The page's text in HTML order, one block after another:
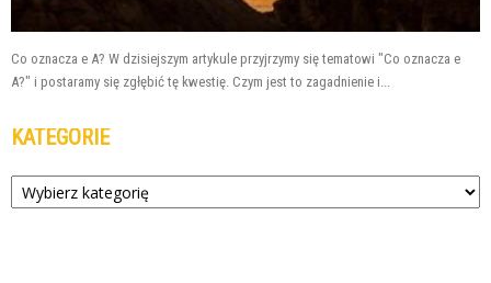
Co oznacza e A? W dzisiejszym artykule przyjrzymy się tematowi "Co oznacza e
A?" i postaramy się zgłębić tę kwestię. Czym jest to zagadnienie i...
KATEGORIE
Kategorie